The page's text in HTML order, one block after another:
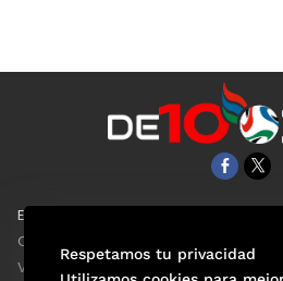
EL UNIVERSAL
Clase
ViveUSA
Respetamos tu privacidad